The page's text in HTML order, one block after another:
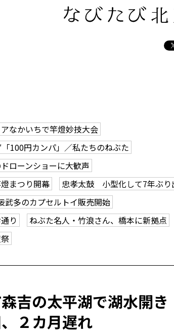
なかいちで竿燈妙技大会
100円カンパ」／私たちのねぶた
ローンショーに大歓声
まつり開幕
忠孝太鼓 小型化して7年ぶり
武多のカプセルトイ販売開始
り
ねぶた名人・竹浪さん、橋本に新拠点
吉の太平湖で湖水開
２カ月遅れ